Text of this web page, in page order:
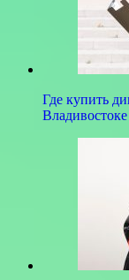
Где купить
Владивостоке